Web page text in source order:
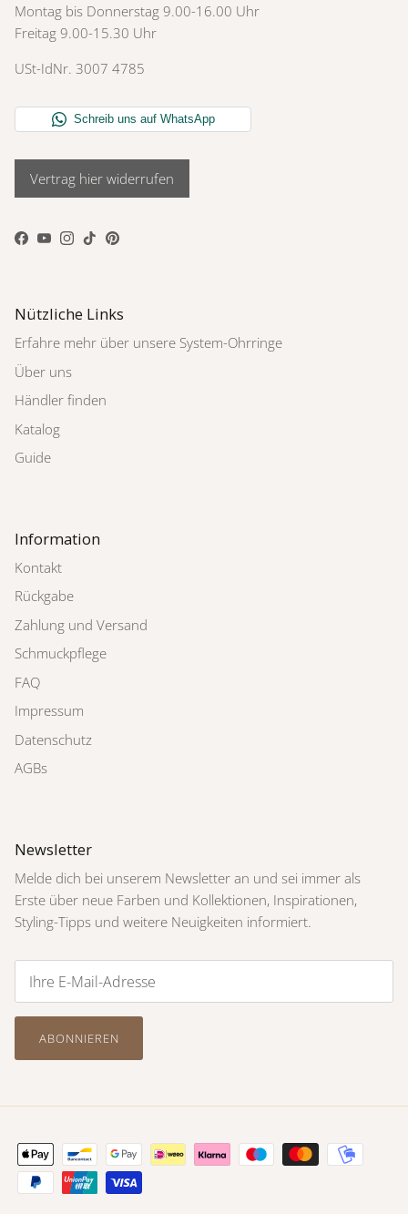
Montag bis Donnerstag 9.00-16.00 Uhr
Freitag 9.00-15.30 Uhr
USt-IdNr. 3007 4785
Vertrag hier widerrufen
Facebook
YouTube
Instagram
TikTokPinterest
Nützliche Links
Erfahre mehr über unsere System-Ohrringe
Über uns
Händler finden
Katalog
Guide
Information
Kontakt
Rückgabe
Zahlung und Versand
Schmuckpflege
FAQ
Impressum
Datenschutz
AGBs
Newsletter
Melde dich bei unserem Newsletter an und sei immer als
Erste über neue Farben und Kollektionen, Inspirationen,
Styling-Tipps und weitere Neuigkeiten informiert.
ABONNIEREN